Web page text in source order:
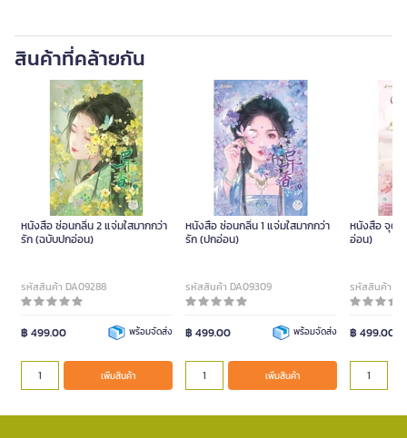
สินค้าที่คล้ายกัน
หนังสือ ซ่อนกลิ่น 2 แจ่มใสมากกว่า
รัก (ฉบับปกอ่อน)
รหัสสินค้า DA09288
฿ 499.00 พร้อมจัดส่ง
เพิ่มสินค้า
หนังสือ ซ่อนกลิ่น 1 แจ่มใสมากกว่า
รัก (ปกอ่อน)
รหัสสินค้า DA09309
฿ 499.00 พร้อมจัดส่ง
เพิ่มสินค้า
หนังสือ จุติรั
อ่อน)
รหัสสินค้า
฿ 499.00